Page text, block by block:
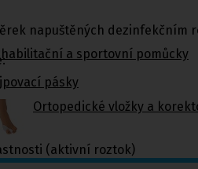
a sportovní pomůcky
pásky
Ortopedické vložky a
napuštěných dezinfekčním
(aktivní roztok)